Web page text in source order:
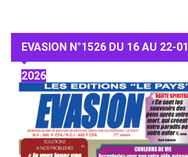
EVASION N°1526 DU 16 AU 22-
2026